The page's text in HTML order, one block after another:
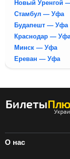
Новый Уренгой
Стамбул — Уфа
Будапешт — Уфа
Краснодар —
Минск — Уфа
Ереван — Уфа
О нас